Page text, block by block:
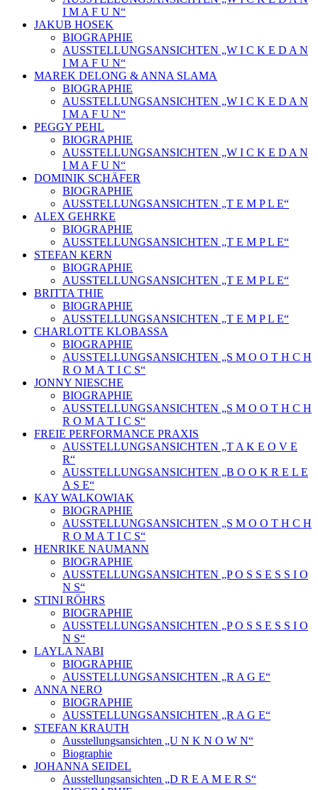
I M A F U N“
JAKUB HOSEK
BIOGRAPHIE
AUSSTELLUNGSANSICHTEN „W I C K E D A N
I M A F U N“
MAREK DELONG & ANNA SLAMA
BIOGRAPHIE
AUSSTELLUNGSANSICHTEN „W I C K E D A N
I M A F U N“
PEGGY PEHL
BIOGRAPHIE
AUSSTELLUNGSANSICHTEN „W I C K E D A N
I M A F U N“
DOMINIK SCHÄFER
BIOGRAPHIE
AUSSTELLUNGSANSICHTEN „T E M P L E“
ALEX GEHRKE
BIOGRAPHIE
AUSSTELLUNGSANSICHTEN „T E M P L E“
STEFAN KERN
BIOGRAPHIE
AUSSTELLUNGSANSICHTEN „T E M P L E“
BRITTA THIE
BIOGRAPHIE
AUSSTELLUNGSANSICHTEN „T E M P L E“
CHARLOTTE KLOBASSA
BIOGRAPHIE
AUSSTELLUNGSANSICHTEN „S M O O T H C H
R O M A T I C S“
JONNY NIESCHE
BIOGRAPHIE
AUSSTELLUNGSANSICHTEN „S M O O T H C H
R O M A T I C S“
FREIE PERFORMANCE PRAXIS
AUSSTELLUNGSANSICHTEN „T A K E O V E
R“
AUSSTELLUNGSANSICHTEN „B O O K R E L E
A S E“
KAY WALKOWIAK
BIOGRAPHIE
AUSSTELLUNGSANSICHTEN „S M O O T H C H
R O M A T I C S“
HENRIKE NAUMANN
BIOGRAPHIE
AUSSTELLUNGSANSICHTEN „P O S S E S S I O
N S“
STINI RÖHRS
BIOGRAPHIE
AUSSTELLUNGSANSICHTEN „P O S S E S S I O
N S“
LAYLA NABI
BIOGRAPHIE
AUSSTELLUNGSANSICHTEN „R A G E“
ANNA NERO
BIOGRAPHIE
AUSSTELLUNGSANSICHTEN „R A G E“
STEFAN KRAUTH
Ausstellungsansichten „U N K N O W N“
Biographie
JOHANNA SEIDEL
Ausstellungsansichten „D R E A M E R S“